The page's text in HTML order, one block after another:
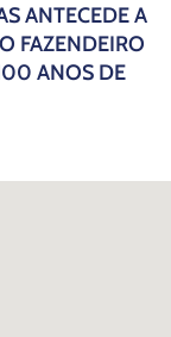
ANTECEDE A
FAZENDEIRO
ANOS DE